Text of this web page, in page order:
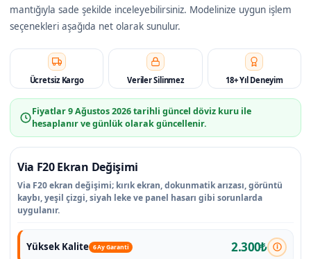
mantığıyla sade şekilde inceleyebilirsiniz. Modelinize uygun işlem
seçenekleri aşağıda net olarak sunulur.
Ücretsiz Kargo Veriler Silinmez 18+ Yıl Deneyim
Fiyatlar9 Ağustos 2026tarihli güncel döviz kuru ile
hesaplanır ve günlük olarak güncellenir.
Via F20 Ekran Değişimi
Via F20 ekran değişimi; kırık ekran, dokunmatik arızası, görüntü
kaybı, yeşil çizgi, siyah leke ve panel hasarı gibi sorunlarda
uygulanır.
Yüksek Kalite 6 Ay Garanti 2.300₺